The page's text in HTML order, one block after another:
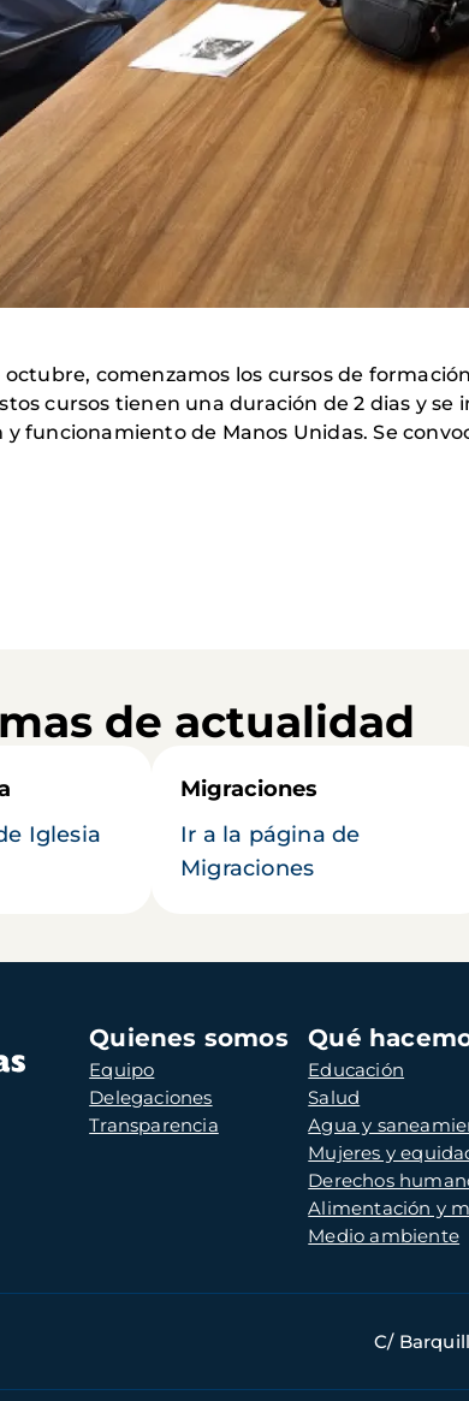
octubre, comenzamos los cursos de
cursos tienen una duración de 2 dias y
y funcionamiento de Manos Unidas. Se
de actualidad
Iglesia
Migraciones
Ir a la página de
Migraciones
Navegación
principal
Quienes somos
Equipo
Delegaciones
Transparencia
Qué
Educación
Salud
Agua y
Mujeres y
Derechos
Alimentación y
Medio ambiente
C/